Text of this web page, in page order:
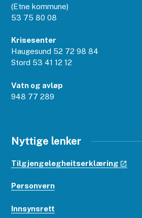
(Etne kommune)
53 75 80 08
Krisesenter
Haugesund 52 72 98 84
Stord 53 41 12 12
Vatn og avløp
948 77 289
Nyttige lenker
Tilgjengelegheitserklæring
Personvern
Innsynsrett